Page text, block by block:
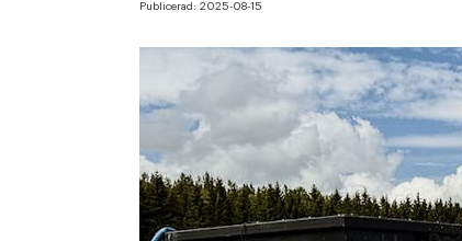
Publicerad: 2025-08-15